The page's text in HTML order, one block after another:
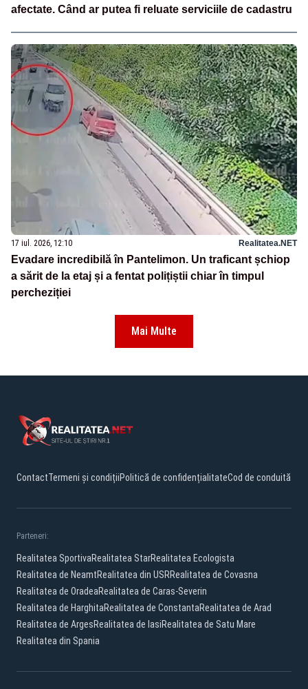
afectate. Când ar putea fi reluate serviciile de cadastru
17 iul. 2026, 12:10 Realitatea.NET
Evadare incredibilă în Pantelimon. Un traficant șchiop
a sărit de la etaj și a fentat polițiștii chiar în timpul
percheziției
Mai Multe
ContactTermeni și condițiiPolitică de confidențialitateCod de conduită
Parteneri:
Realitatea SportivaRealitatea StarRealitatea Ecologista
Realitatea de NeamtRealitatea din USRRealitatea de Covasna
Realitatea de OradeaRealitatea de Caras-Severin
Realitatea de HarghitaRealitatea de ConstantaRealitatea de Arad
Realitatea de ArgesRealitatea de IasiRealitatea de Satu Mare
Realitatea din Spania